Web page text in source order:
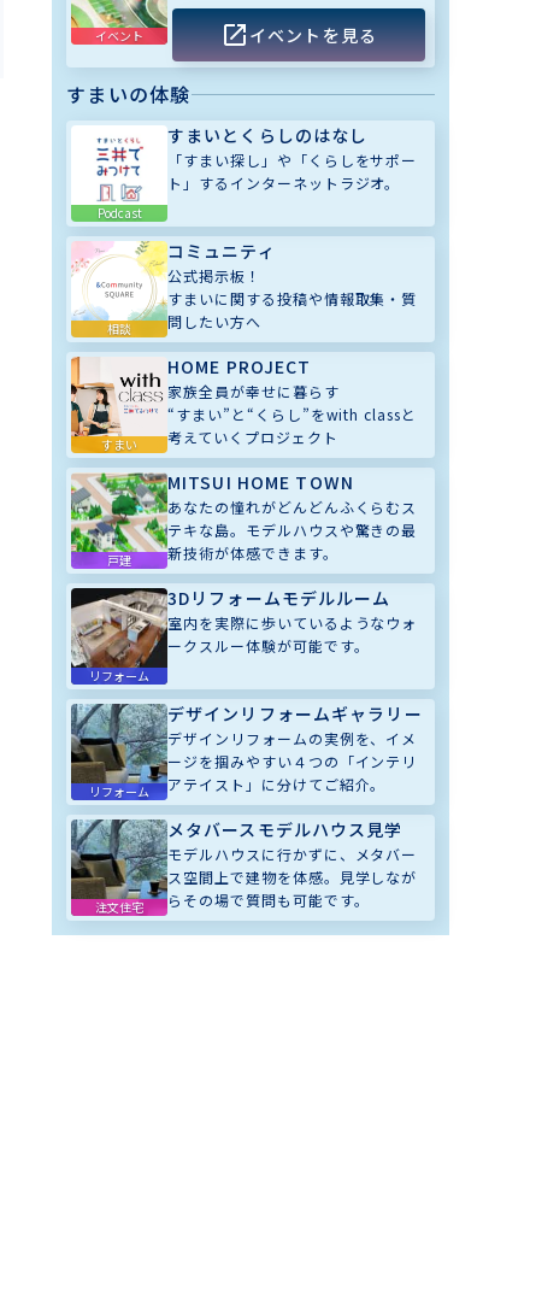
イベント イベントを見る
すまいの体験
Podcast
すまいとくらしのはなし
「すまい探し」や「くらしをサポー
ト」するインターネットラジオ。
相談
コミュニティ
公式掲示板！
すまいに関する投稿や情報取集・質
問したい方へ
すまい
HOME PROJECT
家族全員が幸せに暮らす
“すまい”と“くらし”をwith classと
考えていくプロジェクト
戸建
MITSUI HOME TOWN
あなたの憧れがどんどんふくらむス
テキな島。モデルハウスや驚きの最
新技術が体感できます。
リフォーム
3Dリフォームモデルルーム
室内を実際に歩いているようなウォ
ークスルー体験が可能です。
リフォーム
デザインリフォームギャラリー
デザインリフォームの実例を、イメ
ージを掴みやすい４つの「インテリ
アテイスト」に分けてご紹介。
注文住宅
メタバースモデルハウス見学
モデルハウスに行かずに、メタバー
ス空間上で建物を体感。見学しなが
らその場で質問も可能です。